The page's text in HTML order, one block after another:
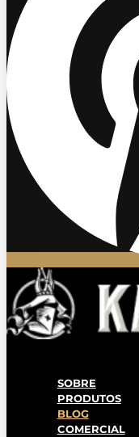
SOBRE
PRODUTOS
BLOG
COMERCIAL